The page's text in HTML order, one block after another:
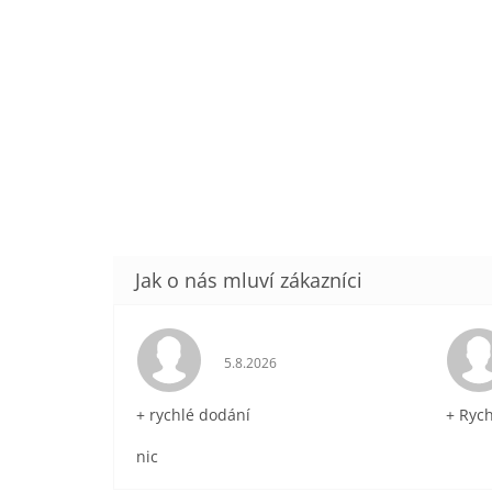
Hodnocení obchodu je 5 z 5
5.8.2026
+ rychlé dodání
nic
+